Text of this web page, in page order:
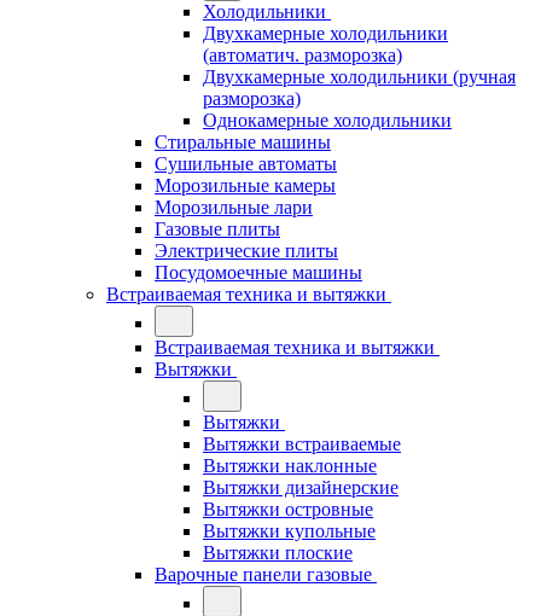
Холодильники
Двухкамерные холодильники
(автоматич. разморозка)
Двухкамерные холодильники (ручная
разморозка)
Однокамерные холодильники
Стиральные машины
Сушильные автоматы
Морозильные камеры
Морозильные лари
Газовые плиты
Электрические плиты
Посудомоечные машины
Встраиваемая техника и вытяжки
Встраиваемая техника и вытяжки
Вытяжки
Вытяжки
Вытяжки встраиваемые
Вытяжки наклонные
Вытяжки дизайнерские
Вытяжки островные
Вытяжки купольные
Вытяжки плоские
Варочные панели газовые